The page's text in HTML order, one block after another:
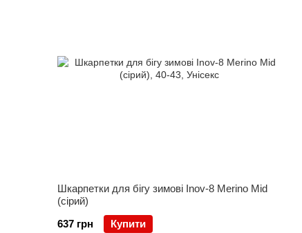
Шкарпетки для бігу зимові Inov-8 Merino Mid
(сірий)
637 грн
Купити